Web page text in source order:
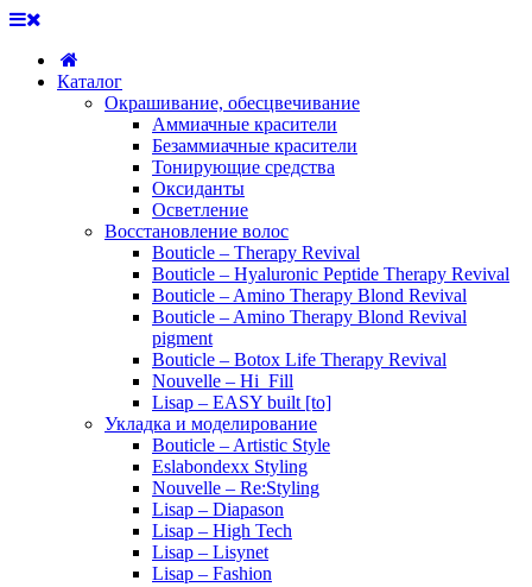
Каталог
Окрашивание, обесцвечивание
Аммиачные красители
Безаммиачные красители
Тонирующие средства
Оксиданты
Осветление
Восстановление волос
Bouticle – Therapy Revival
Bouticle – Hyaluronic Peptide Therapy Revival
Bouticle – Amino Therapy Blond Revival
Bouticle – Amino Therapy Blond Revival
pigment
Bouticle – Botox Life Therapy Revival
Nouvelle – Hi_Fill
Lisap – EASY built [to]
Укладка и моделирование
Bouticle – Artistic Style
Eslabondexx Styling
Nouvelle – Re:Styling
Lisap – Diapason
Lisap – High Tech
Lisap – Lisynet
Lisap – Fashion